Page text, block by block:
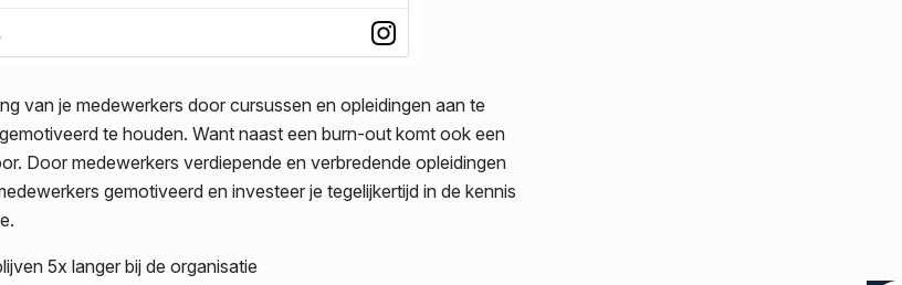
van je medewerkers door cursussen en opleidingen aan te
te houden. Want naast een burn-out komt ook een
Door medewerkers verdiepende en verbredende opleidingen
gemotiveerd en investeer je tegelijkertijd in de kennis
5x langer bij de organisatie